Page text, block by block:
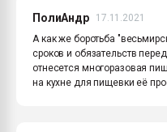
ПолиАндр
17.11.2021
А как же боротьба
сроков и обязательств
отнесется многоразовая
на кухне для пищевки её